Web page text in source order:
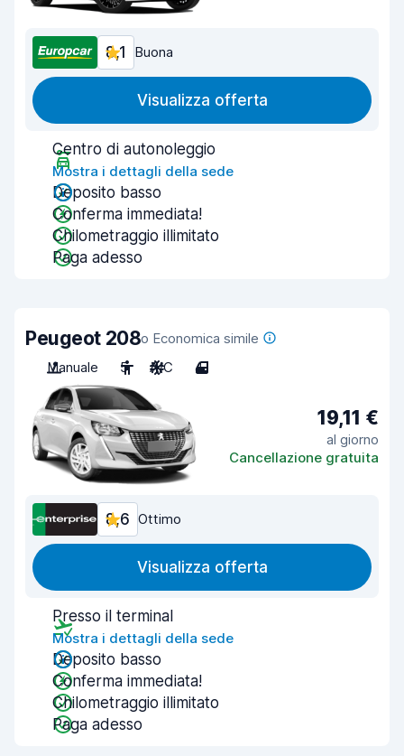
8,1 Buona
Visualizza offerta
Centro di autonoleggio
Mostra i dettagli della sede
Deposito basso
Conferma immediata!
Chilometraggio illimitato
Paga adesso
Peugeot 208o Economica simile
Manuale
5 A/C 4
19,11 €
al giorno
Cancellazione gratuita
8,6 Ottimo
Visualizza offerta
Presso il terminal
Mostra i dettagli della sede
Deposito basso
Conferma immediata!
Chilometraggio illimitato
Paga adesso